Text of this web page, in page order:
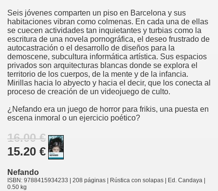
Seis jóvenes comparten un piso en Barcelona y sus
habitaciones vibran como colmenas. En cada una de ellas
se cuecen actividades tan inquietantes y turbias como la
escritura de una novela pornográfica, el deseo frustrado de
autocastración o el desarrollo de diseños para la
demoscene, subcultura informática artística. Sus espacios
privados son arquitecturas blancas donde se explora el
territorio de los cuerpos, de la mente y de la infancia.
Mirillas hacia lo abyecto y hacia el decir, que los conecta al
proceso de creación de un videojuego de culto.
¿Nefando era un juego de horror para frikis, una puesta en
escena inmoral o un ejercicio poético?
16.00 €
15.20 €
Nefando
ISBN: 9788415934233 | 208 páginas | Rústica con solapas | Ed. Candaya |
0.50 kg